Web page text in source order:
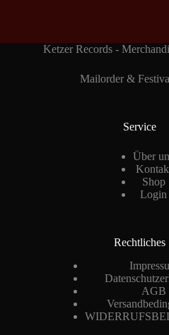
Ketzer Records -
Mailorder &
Service
Über
Shop
Login
Rechtliches
AGB